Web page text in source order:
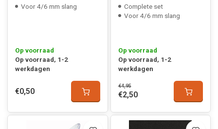
Voor 4/6 mm slang
Op voorraad
Op voorraad, 1-2
werkdagen
€0,50
Complete set
Voor 4/6 mm slang
Op voorraad
Op voorraad, 1-2
werkdagen
€4,95
€2,50